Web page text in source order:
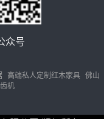
众号
高端私人定制红木家具 佛山
机